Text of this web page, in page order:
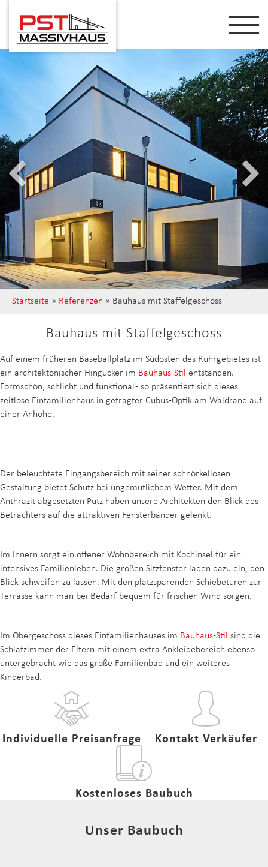
Startseite » Referenzen » Bauhaus mit Staffelgeschoss
Bauhaus mit Staffel­geschoss
Auf einem früheren Baseballplatz im Südosten des Ruhrgebietes ist
ein architektonischer Hingucker im Bauhaus-Stil entstanden.
Formschön, schlicht und funktional - so präsentiert sich dieses
zeitlose Einfamilienhaus in gefragter Cubus-Optik am Waldrand auf
einer Anhöhe.
Der beleuchtete Eingangsbereich mit seiner schnörkellosen
Gestaltung bietet Schutz bei ungemütlichem Wetter. Mit dem
Anthrazit abgesetzten Putz haben unsere Architekten den Blick des
Betrachters auf die attraktiven Fensterbänder gelenkt.
Im Innern sorgt ein offener Wohnbereich mit Kochinsel für ein
intensives Familienleben. Die großen Sitzfenster laden dazu ein, den
Blick schweifen zu lassen. Mit den platzsparenden Schiebetüren zur
Terrasse kann man bei Bedarf bequem für frischen Wind sorgen.
Im Obergeschoss dieses Einfamilienhauses im Bauhaus-Stil sind die
Schlafzimmer der Eltern mit einem extra Ankleidebereich ebenso
untergebracht wie das große Familienbad und ein weiteres
Kinderbad.
Individuelle Preisanfrage Kontakt Verkäufer
Kostenloses Baubuch
Unser Baubuch